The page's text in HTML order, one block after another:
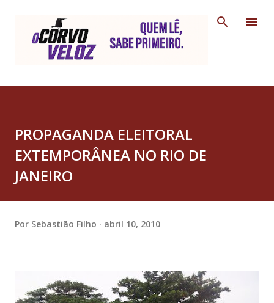
PROPAGANDA ELEITORAL
EXTEMPORÂNEA NO RIO DE
JANEIRO
Por Sebastião Filho abril 10, 2010